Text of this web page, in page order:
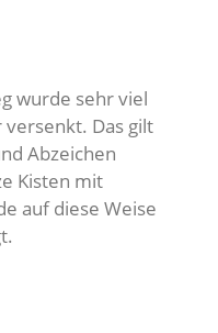
wurde sehr viel
Das gilt
Abzeichen
Kisten mit
auf diese Weise